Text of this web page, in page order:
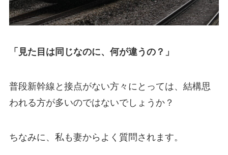
「見た目は同じなのに、何が違うの？」
普段新幹線と接点がない方々にとっては、結構思
われる方が多いのではないでしょうか？
ちなみに、私も妻からよく質問されます。